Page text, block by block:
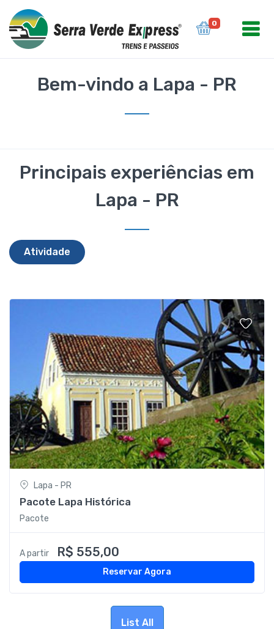
0
Bem-vindo a Lapa - PR
Principais experiências em
Lapa - PR
Atividade
Lapa - PR
Pacote Lapa Histórica
Pacote
A partir R$ 555,00
Reservar Agora
List All